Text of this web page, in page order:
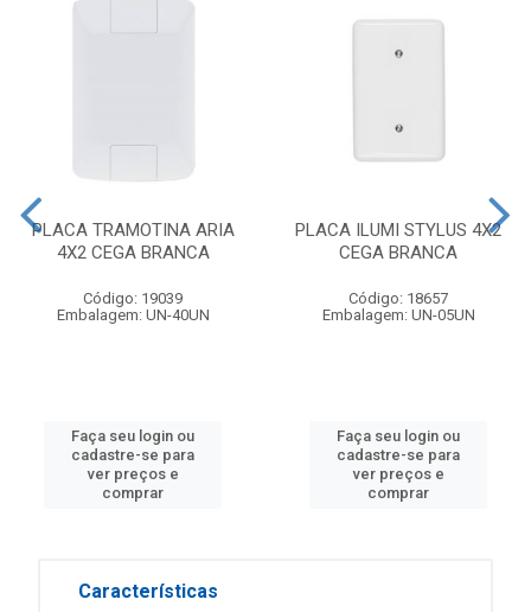
PLACA TRAMOTINA ARIA
4X2 CEGA BRANCA
Código: 19039
Embalagem: UN-40UN
Faça seu login ou
cadastre-se para
ver preços e
comprar
PLACA ILUMI STYLUS 4X2
CEGA BRANCA
Código: 18657
Embalagem: UN-05UN
Faça seu login ou
cadastre-se para
ver preços e
comprar
Características